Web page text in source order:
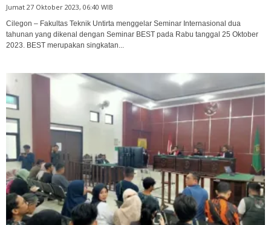
Jumat 27 Oktober 2023, 06:40 WIB
Cilegon – Fakultas Teknik Untirta menggelar Seminar Internasional dua
tahunan yang dikenal dengan Seminar BEST pada Rabu tanggal 25 Oktober
2023. BEST merupakan singkatan...